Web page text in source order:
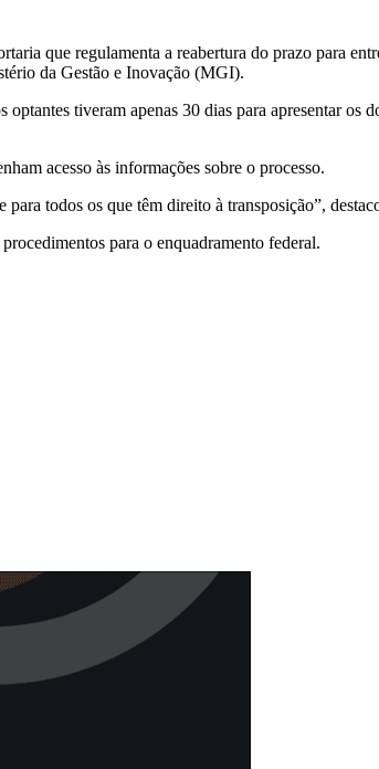
que regulamenta a reabertura do prazo para
da Gestão e Inovação (MGI).
tiveram apenas 30 dias para apresentar os
acesso às informações sobre o processo.
todos os que têm direito à transposição”,
para o enquadramento federal.